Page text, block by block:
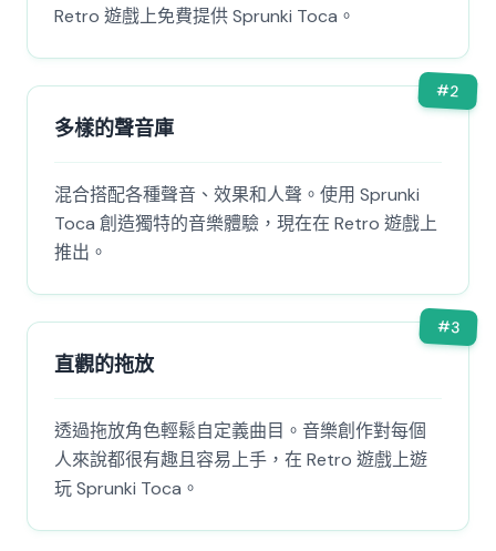
Retro 遊戲上免費提供 Sprunki Toca。
#2
多樣的聲音庫
混合搭配各種聲音、效果和人聲。使用 Sprunki
Toca 創造獨特的音樂體驗，現在在 Retro 遊戲上
推出。
#3
直觀的拖放
透過拖放角色輕鬆自定義曲目。音樂創作對每個
人來說都很有趣且容易上手，在 Retro 遊戲上遊
玩 Sprunki Toca。